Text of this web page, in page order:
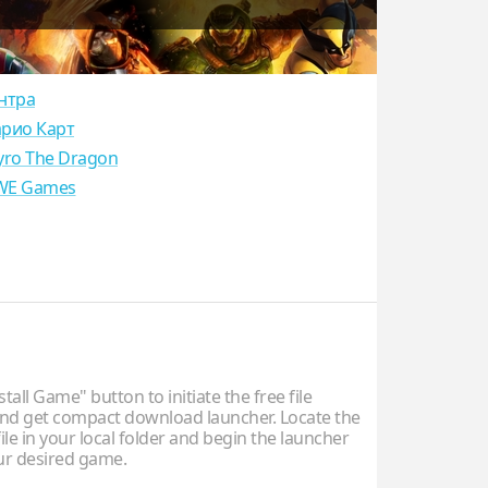
Карт
The Dragon
Games
Game" button to initiate the free file
get compact download launcher. Locate the
in your local folder and begin the launcher
desired game.